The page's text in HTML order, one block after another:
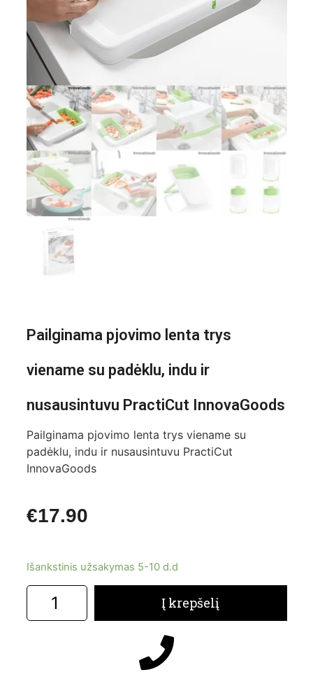
Pailginama pjovimo lenta trys
viename su padėklu, indu ir
nusausintuvu PractiCut InnovaGoods
Pailginama pjovimo lenta trys viename su
padėklu, indu ir nusausintuvu PractiCut
InnovaGoods
€17.90
Išankstinis užsakymas 5-10 d.d
Į krepšelį